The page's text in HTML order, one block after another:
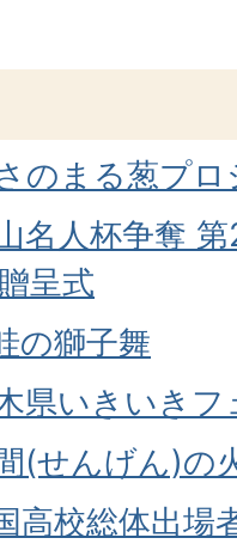
のまる葱プ
名人杯争奪
呈式
の獅子舞
県いきいき
(せんげん)の
高校総体出場